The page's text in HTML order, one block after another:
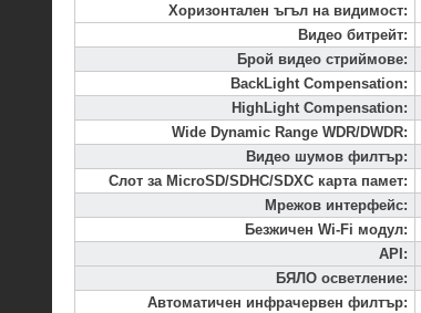
Хоризонтален ъгъл на видимост:
Видео битрейт:
Брой видео стриймове:
BackLight Compensation:
HighLight Compensation:
Wide Dynamic Range WDR/DWDR:
Видео шумов филтър:
Слот за MicroSD/SDHC/SDXC карта памет:
Мрежов интерфейс:
Безжичен Wi-Fi модул:
API :
БЯЛО осветление:
Автоматичен инфрачервен филтър: